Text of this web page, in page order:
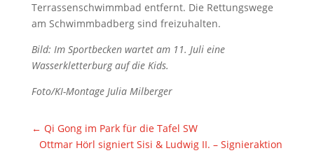
Terrassenschwimmbad entfernt. Die Rettungswege
am Schwimmbadberg sind freizuhalten.
Bild: Im Sportbecken wartet am 11. Juli eine
Wasserkletterburg auf die Kids.
Foto/KI-Montage Julia Milberger
← Qi Gong im Park für die Tafel SW
Ottmar Hörl signiert Sisi & Ludwig II. – Signieraktion